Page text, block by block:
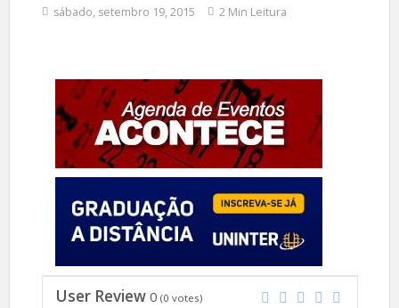
sábado, setembro 19, 2015 2 Min Leitura
User Review 0 (0 votes)